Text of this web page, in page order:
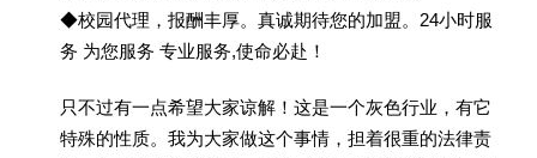
◆校园代理，报酬丰厚。真诚期待您的加盟。24小时服
务 为您服务 专业服务,使命必赴！
只不过有一点希望大家谅解！这是一个灰色行业，有它
特殊的性质。我为大家做这个事情，担着很重的法律责